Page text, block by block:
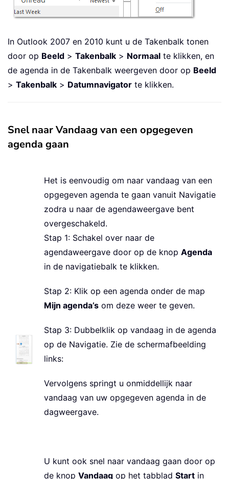
In Outlook 2007 en 2010 kunt u de Takenbalk tonen
door op Beeld > Takenbalk > Normaal te klikken, en
de agenda in de Takenbalk weergeven door op Beeld
> Takenbalk > Datumnavigator te klikken.
Snel naar Vandaag van een opgegeven
agenda gaan
Het is eenvoudig om naar vandaag van een
opgegeven agenda te gaan vanuit Navigatie
zodra u naar de agendaweergave bent
overgeschakeld.
Stap 1: Schakel over naar de
agendaweergave door op de knop Agenda
in de navigatiebalk te klikken.
Stap 2: Klik op een agenda onder de map
Mijn agenda’s om deze weer te geven.
Stap 3: Dubbelklik op vandaag in de agenda
op de Navigatie. Zie de schermafbeelding
links:
Vervolgens springt u onmiddellijk naar
vandaag van uw opgegeven agenda in de
dagweergave.
U kunt ook snel naar vandaag gaan door op
de knop Vandaag op het tabblad Start in